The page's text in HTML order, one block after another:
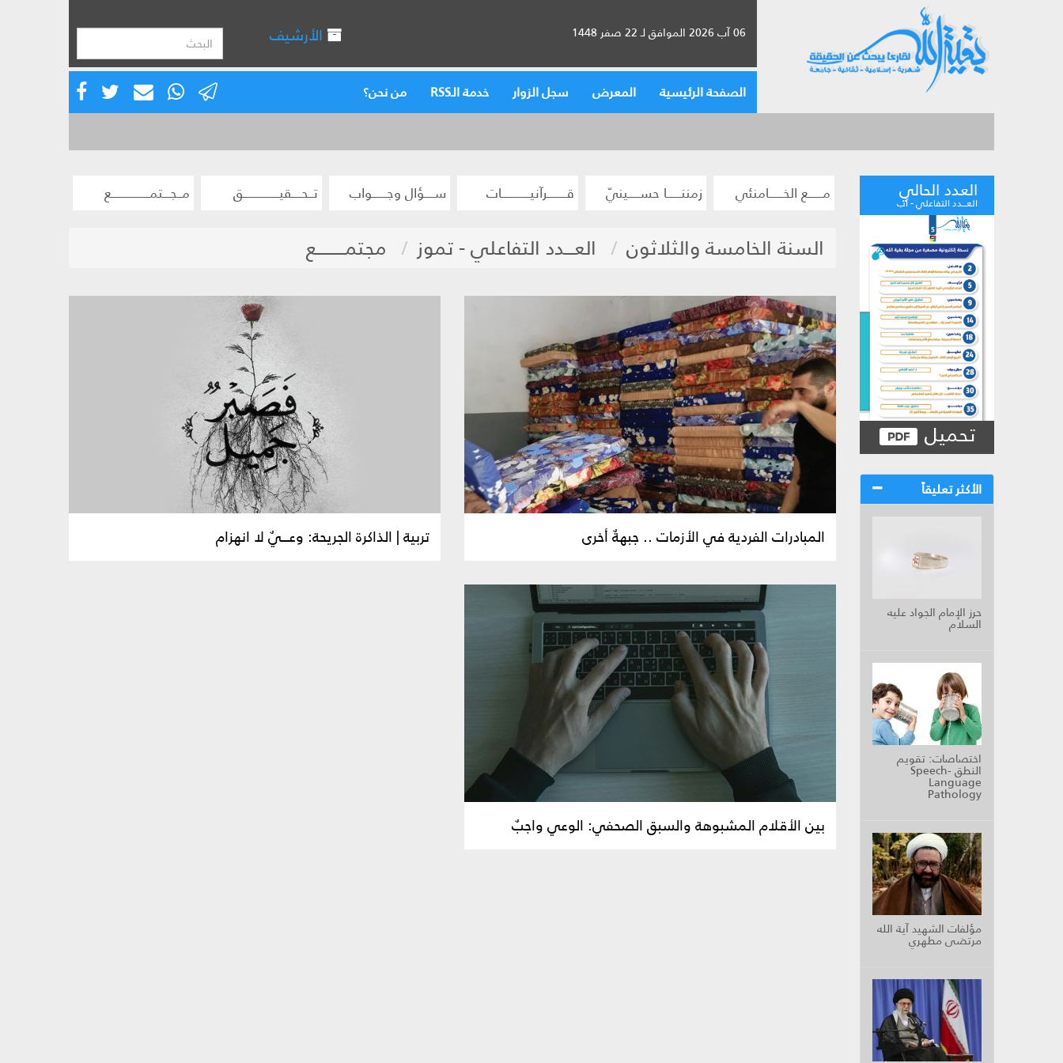
06 آب 2026 الموافق لـ 22 صفر 1448 الأرشيف
الصفحة الرئيسية المعرض سجل الزوار خدمة الـRSS من نحن؟
العدد الحالي
العـــدد التفاعلي - آب
تحميل
الأكثر تعليقاً
حرز الإمام الجواد عليه
السلام
اختصاصات: تقويم
النطق Speech-
Language
Pathology
مؤلفات الشهيد آية الله
مرتضى مطهري
مــــــع الخــــــامنئي زمننــــــا حســـــينيّ قــــــــرآنيــــــــــــات ســــؤال وجــــــواب تــحــــقيـــــــــــــــق مــجـــتمــــــــــــــــع
السنة الخامسة والثلاثون العـــدد التفاعلي - تموز مجتمـــــــــع
المبادرات الفردية في الأزمات .. جبهةٌ أخرى تربية | الذاكرة الجريحة: وعـــيٌ لا انهزام
بين الأقلام المشبوهة والسبق الصحفي: الوعي واجبٌ